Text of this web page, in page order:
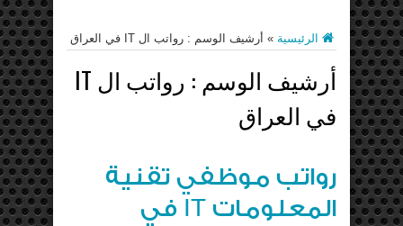
الرئيسية » أرشيف الوسم : رواتب ال IT في العراق
أرشيف الوسم :
رواتب ال IT
في العراق
رواتب موظفي تقنية
المعلومات IT في